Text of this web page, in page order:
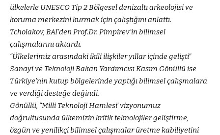
ülkelerle UNESCO Tip 2 Bölgesel denizaltı arkeolojisi ve
koruma merkezini kurmak için çalıştığını anlattı.
Tcholakov, BAI’den Prof.Dr. Pimpirev’in bilimsel
çalışmalarını aktardı.
“Ülkelerimiz arasındaki ikili ilişkiler yıllar içinde gelişti”
Sanayi ve Teknoloji Bakan Yardımcısı Kasım Gönüllü ise
Türkiye’nin kutup bölgelerinde yaptığı bilimsel çalışmalara
ve verdiği desteğe değindi.
Gönüllü, “Milli Teknoloji Hamlesi’ vizyonumuz
doğrultusunda ülkemizin kritik teknolojiler geliştirme,
özgün ve yenilikçi bilimsel çalışmalar üretme kabiliyetini